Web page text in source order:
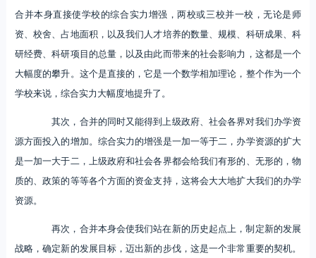
合并本身直接使学校的综合实力增强，两校或三校并一校，无论是师
资、校舍、占地面积，以及我们人才培养的数量、规模、科研成果、科
研经费、科研项目的总量，以及由此而带来的社会影响力，这都是一个
大幅度的攀升。这个是直接的，它是一个数学相加理论，整个作为一个
学校来说，综合实力大幅度地提升了。
其次，合并的同时又能得到上级政府、社会各界对我们办学资
源方面投入的增加。综合实力的增强是一加一等于二，办学资源的扩大
是一加一大于二，上级政府和社会各界都会给我们有形的、无形的，物
质的、政策的等等各个方面的资金支持，这将会大大地扩大我们的办学
资源。
再次，合并本身会使我们站在新的历史起点上，制定新的发展
战略，确定新的发展目标，迈出新的步伐，这是一个非常重要的契机。